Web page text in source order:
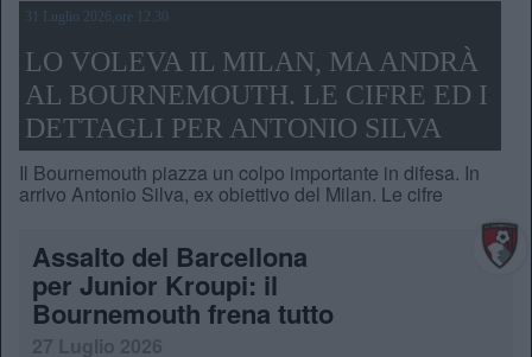
31 Luglio 2026,ore 12.30
LO VOLEVA IL MILAN, MA ANDRÀ
AL BOURNEMOUTH. LE CIFRE ED I
DETTAGLI PER ANTONIO SILVA
Il Bournemouth piazza un colpo importante in difesa. In
arrivo Antonio Silva, ex obiettivo del Milan. Le cifre
Assalto del Barcellona
per Junior Kroupi: il
Bournemouth frena tutto